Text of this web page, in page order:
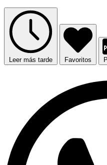
Leer más tarde Favoritos